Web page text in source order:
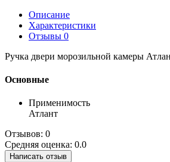
Описание
Характеристики
Отзывы 0
Ручка двери морозильной камеры
Основные
Применимость
Атлант
Отзывов: 0
Средняя оценка: 0.0
Написать отзыв